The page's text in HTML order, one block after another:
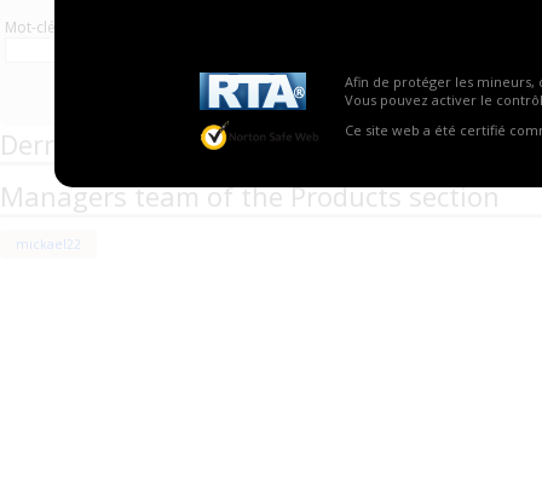
Afin de protéger les mineurs,
Vous pouvez activer le
Ce site web a été certifié
Mot-clé
Derniers commentaires de produits
Managers team of the Products section
mickael22